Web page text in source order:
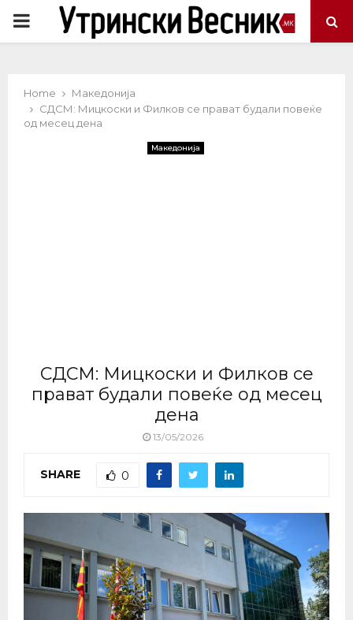
PRIMARY
Home
Македонија
СДСМ: Мицкоски и Филков се прават будали повеќе
од месец дена
Македонија
СДСМ: Мицкоски и Филков се
прават будали повеќе од месец
дена
13/05/2026
SHARE 0